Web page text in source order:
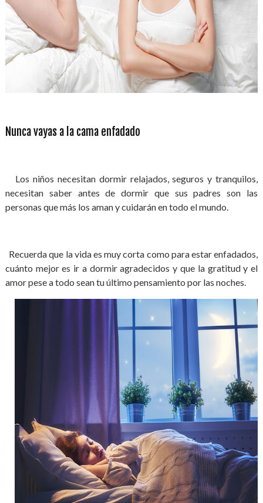
Nunca vayas a la cama enfadado
Los niños necesitan dormir relajados, seguros y tranquilos,
necesitan saber antes de dormir que sus padres son las
personas que más los aman y cuidarán en todo el mundo.
Recuerda que la vida es muy corta como para estar enfadados,
cuánto mejor es ir a dormir agradecidos y que la gratitud y el
amor pese a todo sean tu último pensamiento por las noches.